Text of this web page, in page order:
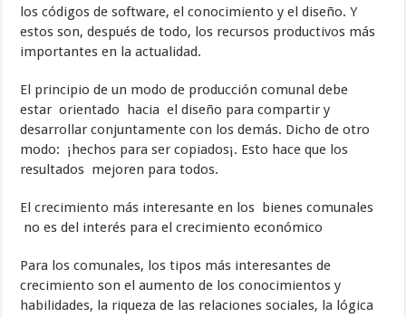
los códigos de software, el conocimiento y el diseño. Y
estos son, después de todo, los recursos productivos más
importantes en la actualidad.
El principio de un modo de producción comunal debe
estar orientado hacia el diseño para compartir y
desarrollar conjuntamente con los demás. Dicho de otro
modo: ¡hechos para ser copiados¡. Esto hace que los
resultados mejoren para todos.
El crecimiento más interesante en los bienes comunales
no es del interés para el crecimiento económico
Para los comunales, los tipos más interesantes de
crecimiento son el aumento de los conocimientos y
habilidades, la riqueza de las relaciones sociales, la lógica